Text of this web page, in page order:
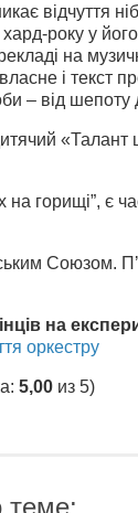
відчуття
року у
на
і текст
– від
горищі”, є
Союзом.
на
оркестру
5,00 из 5)
теме: